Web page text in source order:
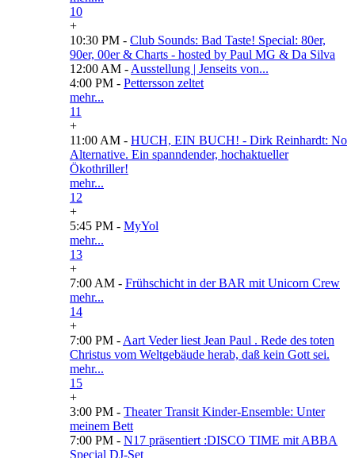
10
+
10:30 PM - Club Sounds: Bad Taste! Special: 80er,
90er, 00er & Charts - hosted by Paul MG & Da Silva
12:00 AM - Ausstellung | Jenseits von...
4:00 PM - Pettersson zeltet
mehr...
11
+
11:00 AM - HUCH, EIN BUCH! - Dirk Reinhardt: No
Alternative. Ein spanndender, hochaktueller
Ökothriller!
mehr...
12
+
5:45 PM - MyYol
mehr...
13
+
7:00 AM - Frühschicht in der BAR mit Unicorn Crew
mehr...
14
+
7:00 PM - Aart Veder liest Jean Paul . Rede des toten
Christus vom Weltgebäude herab, daß kein Gott sei.
mehr...
15
+
3:00 PM - Theater Transit Kinder-Ensemble: Unter
meinem Bett
7:00 PM - N17 präsentiert :DISCO TIME mit ABBA
Special DJ-Set